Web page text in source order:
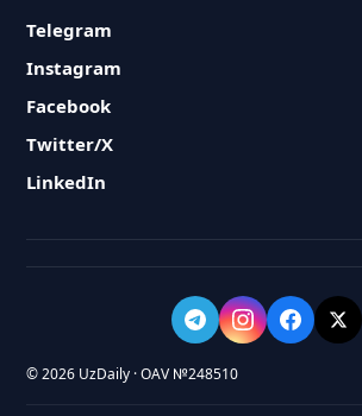
Telegram
Instagram
Facebook
Twitter/X
LinkedIn
© 2026 UzDaily · OAV №248510